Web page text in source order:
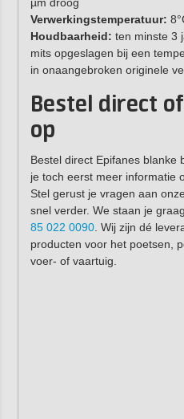
µm droog
Verwerkingstemperatuur:
Houdbaarheid: ten minste 3
mits opgeslagen bij een
in onaangebroken originele
Bestel direct
op
Bestel direct Epifanes blanke
je toch eerst meer informatie
Stel gerust je vragen aan
snel verder. We staan je
85 022 0090. Wij zijn dé
producten voor het poetsen,
voer- of vaartuig.